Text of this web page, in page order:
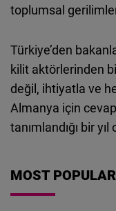
toplumsal
Türkiye’den
kilit aktörlerinden
değil, ihtiyatla ve
Almanya için
tanımlandığı bir yıl
MOST POPULAR